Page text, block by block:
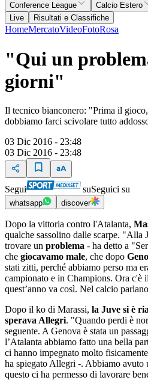
Conference League
Calcio Estero
Live
Risultati e Classifiche
HomeMercatoVideoFotoRosa
"Qui un
giorni"
Il tecnico bianconero: "Prima il
dobbiamo farci scivolare tutto
03 Dic 2016 - 23:48
03 Dic 2016 - 23:48
Segui suSeguici su
whatsapp discover
Dopo la vittoria contro l'Atalanta,
qualche sassolino dalle scarpe. "Alla
trovare un problema - ha detto a
che giocavamo male, che dopo
stati zitti, perché abbiamo perso ma
campionato e in Champions. Ora c'è
quest’anno va così. Nel calcio
Dopo il ko di Marassi, la Juve si è
sperava Allegri. "Quando perdi è
seguente. A Genova è stata un
l’Atalanta abbiamo fatto una bella
ci hanno impegnato molto
ha spiegato Allegri -. Abbiamo avuto
questo ci ha permesso di lavorare